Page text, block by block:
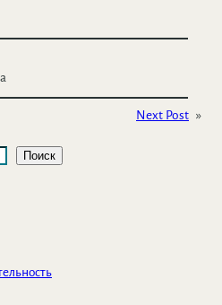
Next Post »
Поиск